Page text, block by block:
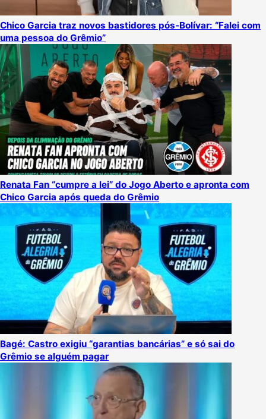
Chico Garcia traz novos bastidores pós-Bolívar: “Falei com
uma pessoa do Grêmio”
Renata Fan “cumpre a lei” do Jogo Aberto e apronta com
Chico Garcia após queda do Grêmio
Bagé: Castro exigiu “garantias bancárias” e só sai do
Grêmio se alguém pagar